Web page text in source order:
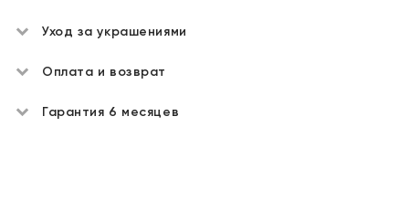
Уход за украшениями
Оплата и возврат
Гарантия 6 месяцев